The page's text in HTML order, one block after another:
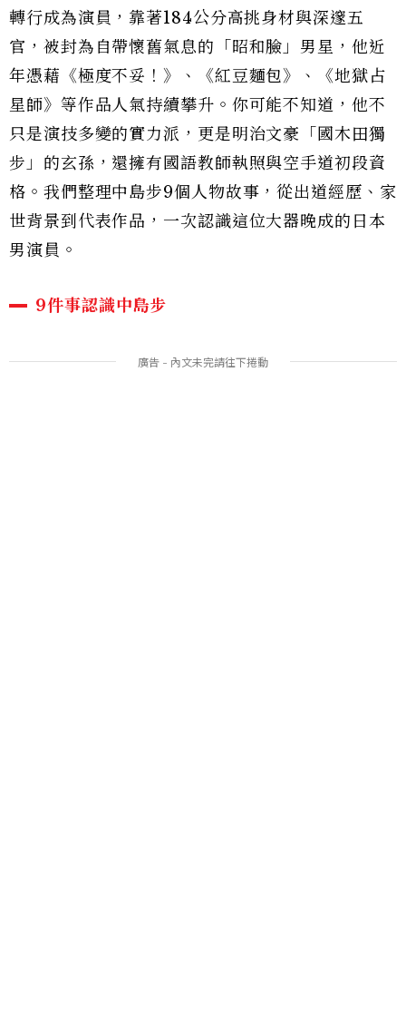
轉行成為演員，靠著184公分高挑身材與深邃五
官，被封為自帶懷舊氣息的「昭和臉」男星，他近
年憑藉《極度不妥！》、《紅豆麵包》、《地獄占
星師》等作品人氣持續攀升。你可能不知道，他不
只是演技多變的實力派，更是明治文豪「國木田獨
步」的玄孫，還擁有國語教師執照與空手道初段資
格。我們整理中島步9個人物故事，從出道經歷、家
世背景到代表作品，一次認識這位大器晚成的日本
男演員。
9件事認識中島步